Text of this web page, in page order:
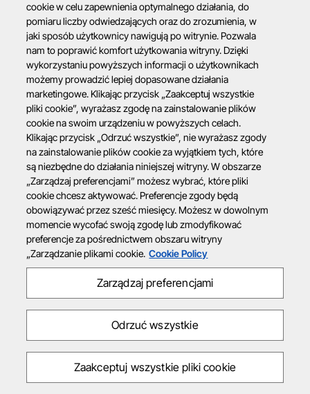
cookie w celu zapewnienia optymalnego działania, do
pomiaru liczby odwiedzających oraz do zrozumienia, w
jaki sposób użytkownicy nawigują po witrynie. Pozwala
nam to poprawić komfort użytkowania witryny. Dzięki
wykorzystaniu powyższych informacji o użytkownikach
możemy prowadzić lepiej dopasowane działania
marketingowe. Klikając przycisk „Zaakceptuj wszystkie
pliki cookie”, wyrażasz zgodę na zainstalowanie plików
cookie na swoim urządzeniu w powyższych celach.
Klikając przycisk „Odrzuć wszystkie”, nie wyrażasz zgody
na zainstalowanie plików cookie za wyjątkiem tych, które
są niezbędne do działania niniejszej witryny. W obszarze
„Zarządzaj preferencjami” możesz wybrać, które pliki
cookie chcesz aktywować. Preferencje zgody będą
obowiązywać przez sześć miesięcy. Możesz w dowolnym
momencie wycofać swoją zgodę lub zmodyfikować
preferencje za pośrednictwem obszaru witryny
„Zarządzanie plikami cookie. Cookie Policy
Zarządzaj preferencjami
Odrzuć wszystkie
Zaakceptuj wszystkie pliki cookie